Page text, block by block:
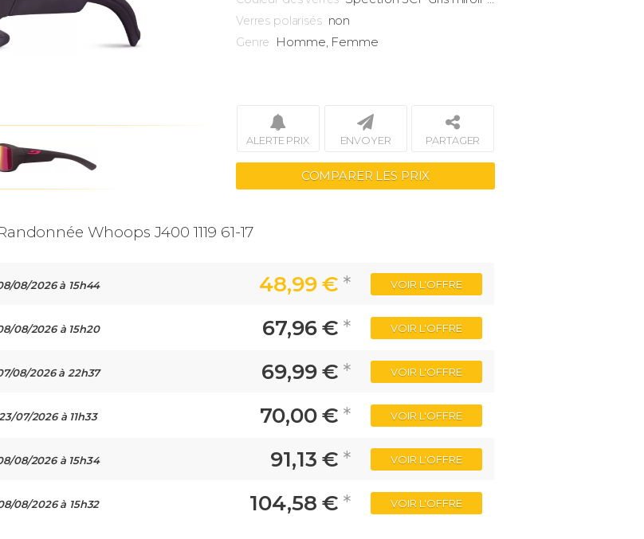
Verres polarisés non
Genre Homme, Femme
ALERTE PRIX ENVOYER PARTAGER
COMPARER LES PRIX
Whoops J400 1119 61-17
08/2026 à 15h44 48,99 € * VOIR L'OFFRE
08/2026 à 15h20 67,96 € * VOIR L'OFFRE
08/2026 à 22h37 69,99 € * VOIR L'OFFRE
23/07/2026 à 11h33 70,00 € * VOIR L'OFFRE
08/2026 à 15h34 91,13 € * VOIR L'OFFRE
08/2026 à 15h32 104,58 € * VOIR L'OFFRE